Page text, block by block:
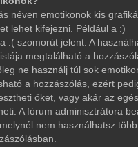
néven emotikonok kis
lehet kifejezni. Például a :)
:( szomorút jelent. A
megtalálható a
ne használj túl sok
a hozzászólás, ezért
őket, vagy akár az
A fórum adminisztrátora
nem használhatsz több